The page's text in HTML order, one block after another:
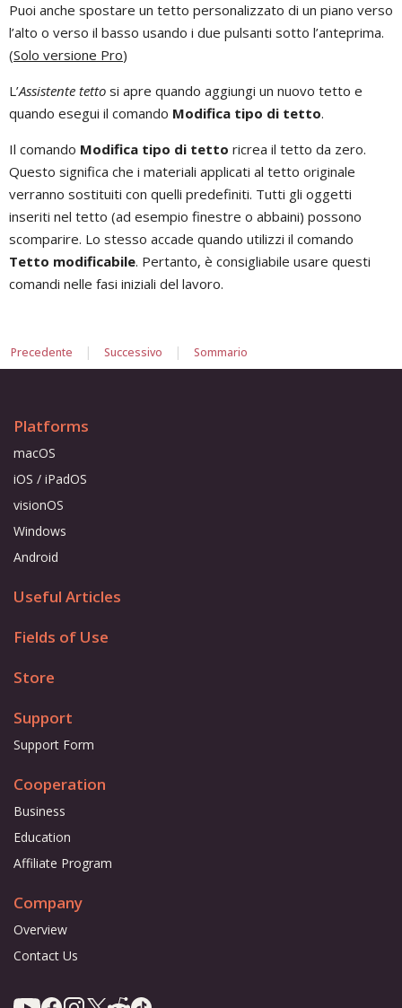
Puoi anche spostare un tetto personalizzato di un piano verso
l’alto o verso il basso usando i due pulsanti sotto l’anteprima.
(Solo versione Pro)
L’Assistente tetto si apre quando aggiungi un nuovo tetto e
quando esegui il comando Modifica tipo di tetto.
Il comando Modifica tipo di tetto ricrea il tetto da zero.
Questo significa che i materiali applicati al tetto originale
verranno sostituiti con quelli predefiniti. Tutti gli oggetti
inseriti nel tetto (ad esempio finestre o abbaini) possono
scomparire. Lo stesso accade quando utilizzi il comando
Tetto modificabile. Pertanto, è consigliabile usare questi
comandi nelle fasi iniziali del lavoro.
Precedente | Successivo | Sommario
Platforms
macOS
iOS / iPadOS
visionOS
Windows
Android
Useful Articles
Fields of Use
Store
Support
Support Form
Cooperation
Business
Education
Affiliate Program
Company
Overview
Contact Us